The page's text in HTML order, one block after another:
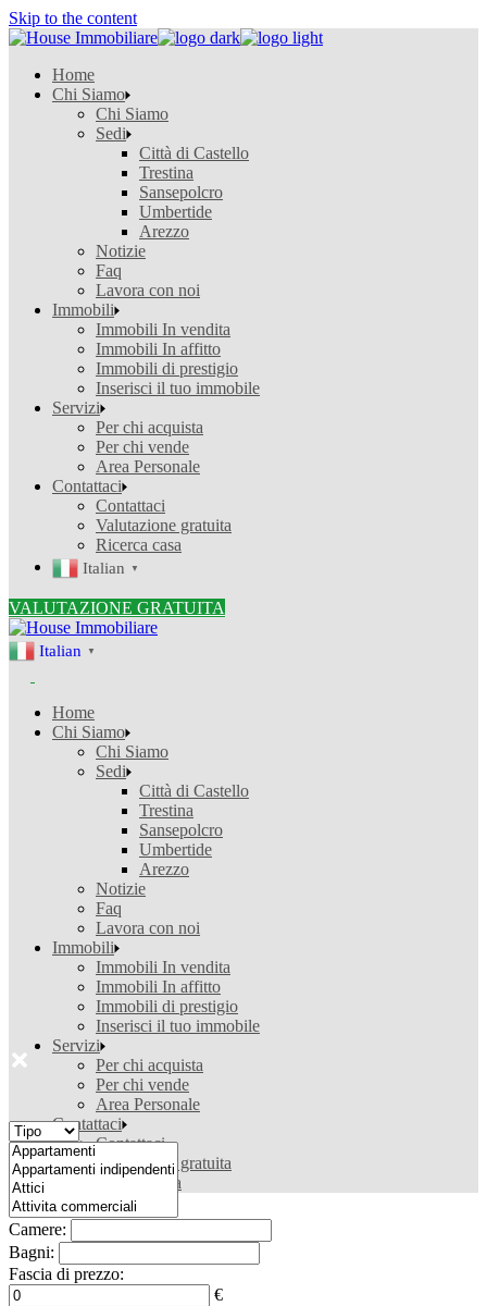
Skip to the content
Home
Chi Siamo
Chi Siamo
Sedi
Città di Castello
Trestina
Sansepolcro
Umbertide
Arezzo
Notizie
Faq
Lavora con noi
Immobili
Immobili In vendita
Immobili In affitto
Immobili di prestigio
Inserisci il tuo immobile
Servizi
Per chi acquista
Per chi vende
Area Personale
Contattaci
Contattaci
Valutazione gratuita
Ricerca casa
Italian ▼
VALUTAZIONE GRATUITA
Italian ▼
Home
Chi Siamo
Chi Siamo
Sedi
Città di Castello
Trestina
Sansepolcro
Umbertide
Arezzo
Notizie
Faq
Lavora con noi
Immobili
Immobili In vendita
Immobili In affitto
Immobili di prestigio
Inserisci il tuo immobile
Servizi
Per chi acquista
Per chi vende
Area Personale
Contattaci
Contattaci
Valutazione gratuita
Ricerca casa
Camere:
Bagni:
Fascia di prezzo:
€